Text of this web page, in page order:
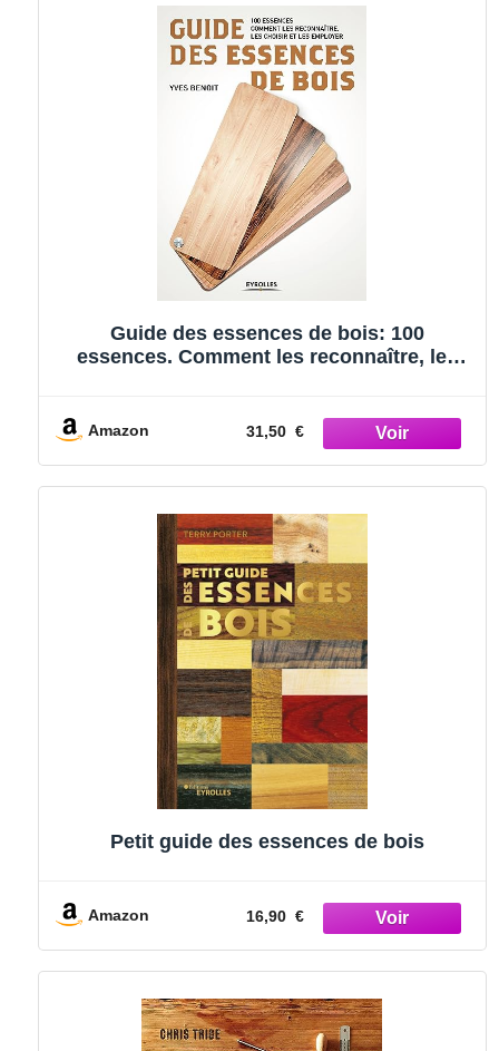
Guide des essences de bois: 100
essences. Comment les reconnaître, les
Amazon 31,50 €
Petit guide des essences de bois
Amazon 16,90 €